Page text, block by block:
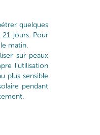
quelques
jours. Pour
matin.
sur peaux
l’utilisation
plus sensible
pendant